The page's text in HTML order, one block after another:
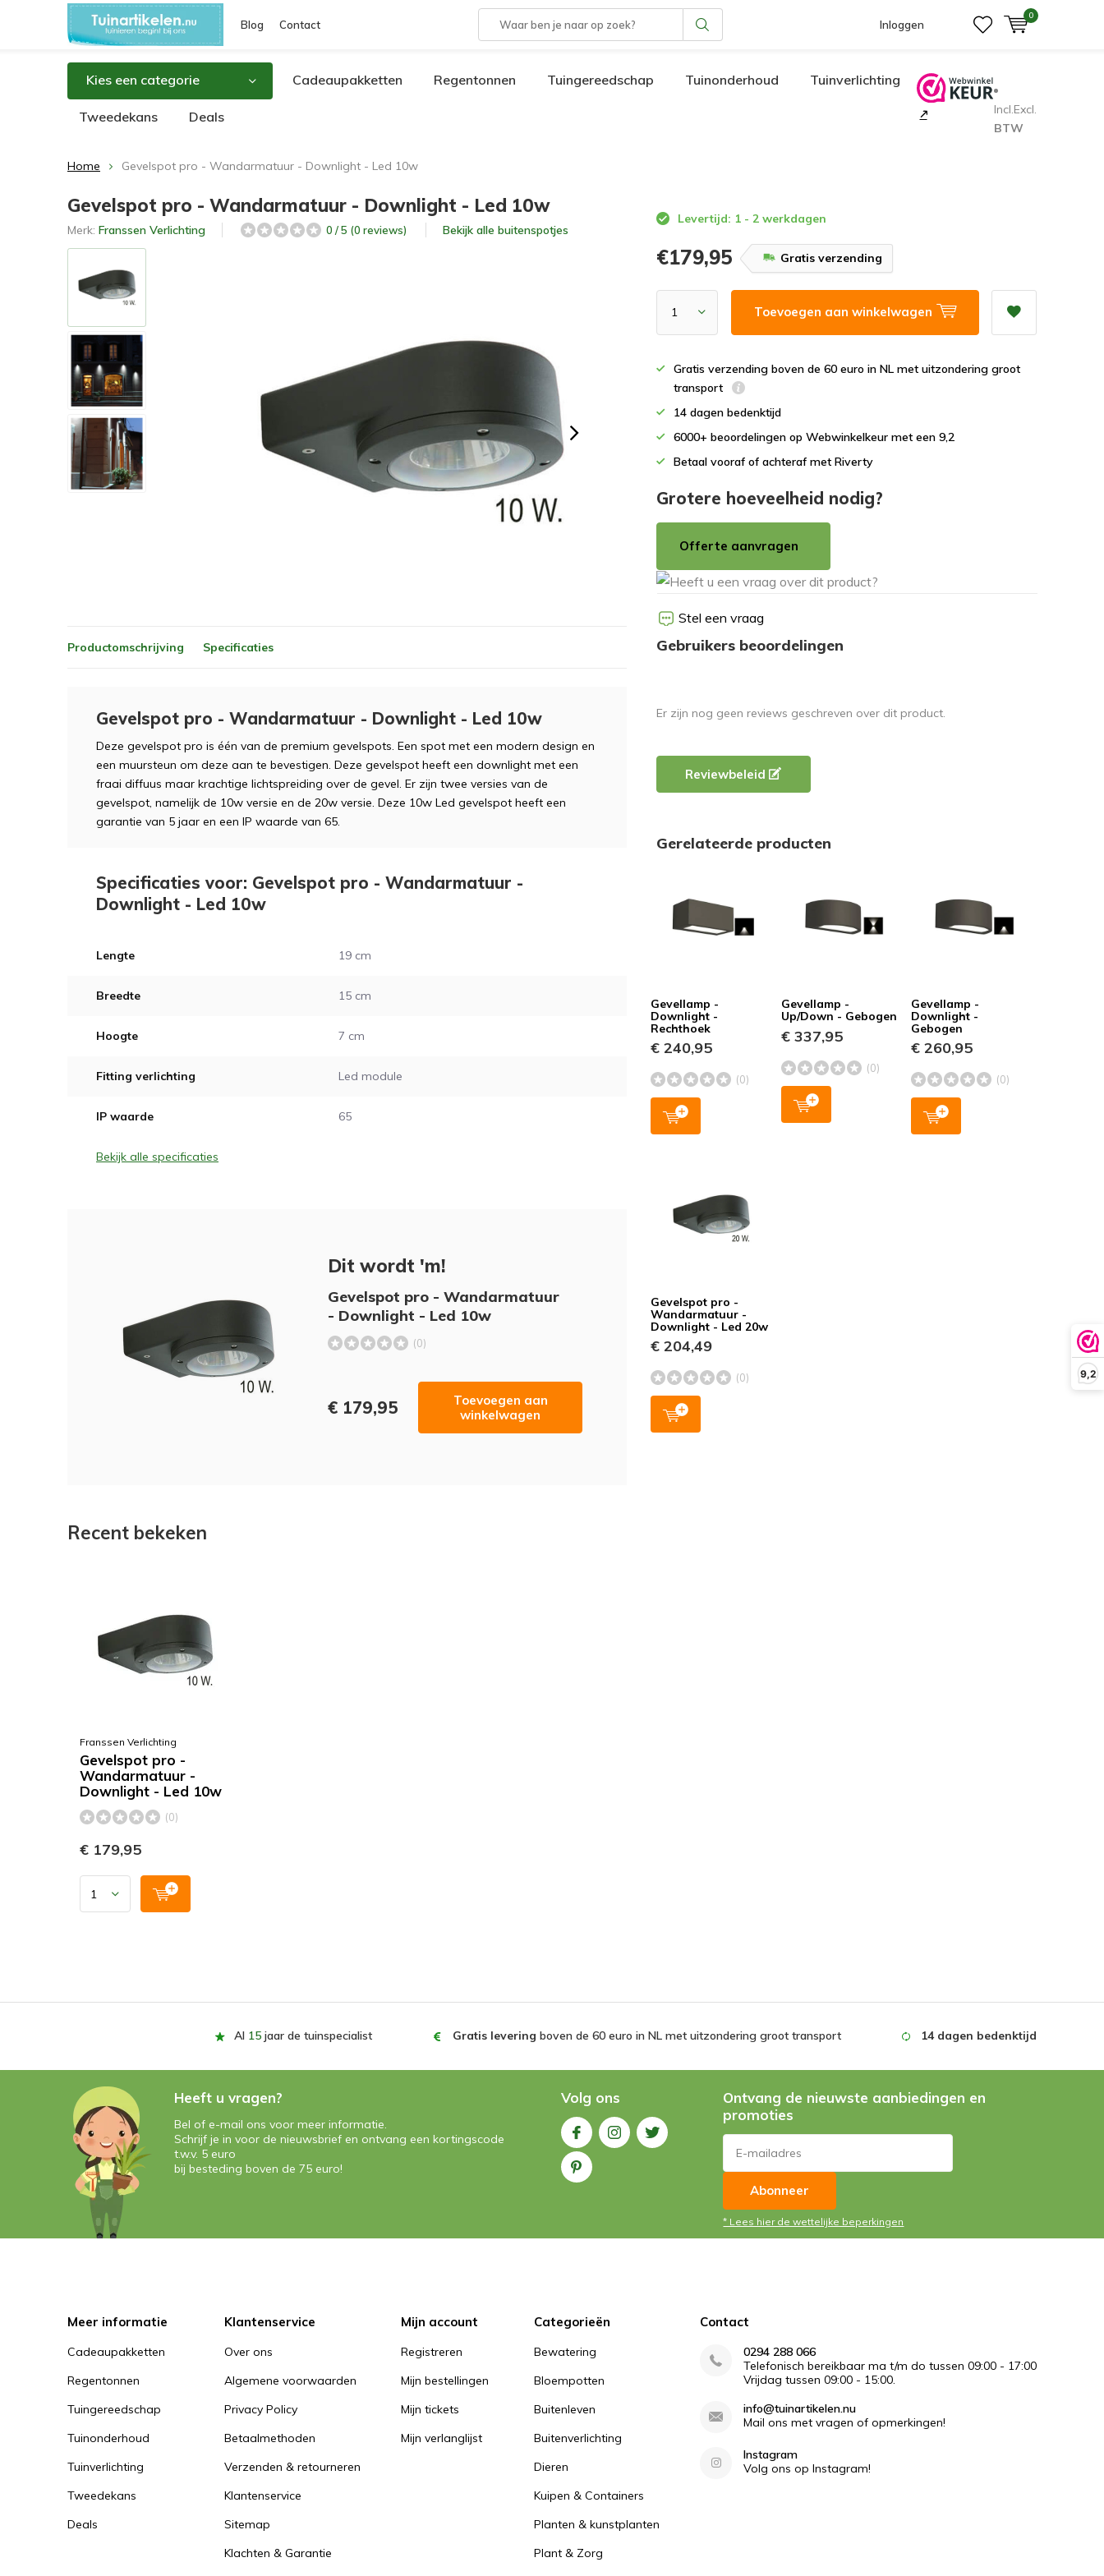
9,2
Blog Contact Inloggen
0
Kies een categorie Cadeaupakketten Regentonnen Tuingereedschap Tuinonderhoud Tuinverlichting
Tweedekans Deals Incl.Excl.
BTW
Home Gevelspot pro - Wandarmatuur - Downlight - Led 10w
Gevelspot pro - Wandarmatuur - Downlight - Led 10w
Merk: Franssen Verlichting 0 / 5 (0 reviews) Bekijk alle buitenspotjes
Levertijd: 1 - 2 werkdagen
€179,95 Gratis verzending
Toevoegen aan winkelwagen
Gratis verzending boven de 60 euro in NL met uitzondering groot
transport
14 dagen bedenktijd
6000+ beoordelingen op Webwinkelkeur met een 9,2
Betaal vooraf of achteraf met Riverty
Grotere hoeveelheid nodig?
Offerte aanvragen
Stel een vraag
Productomschrijving Specificaties
Gevelspot pro - Wandarmatuur - Downlight - Led 10w
Deze gevelspot pro is één van de premium gevelspots. Een spot met een modern design en
een muursteun om deze aan te bevestigen. Deze gevelspot heeft een downlight met een
fraai diffuus maar krachtige lichtspreiding over de gevel. Er zijn twee versies van de
gevelspot, namelijk de 10w versie en de 20w versie. Deze 10w Led gevelspot heeft een
garantie van 5 jaar en een IP waarde van 65.
Specificaties voor: Gevelspot pro - Wandarmatuur -
Downlight - Led 10w
Lengte 19 cm
Breedte 15 cm
Hoogte 7 cm
Fitting verlichting Led module
IP waarde 65
Bekijk alle specificaties
Dit wordt 'm!
Gevelspot pro - Wandarmatuur
- Downlight - Led 10w
(0)
€ 179,95
Toevoegen aan
winkelwagen
Gebruikers beoordelingen
Er zijn nog geen reviews geschreven over dit product.
Reviewbeleid
Gerelateerde producten
Gevellamp -
Downlight -
Rechthoek
€ 240,95
(0)
Gevellamp -
Up/Down - Gebogen
€ 337,95
(0)
Gevellamp -
Downlight -
Gebogen
€ 260,95
(0)
Gevelspot pro -
Wandarmatuur -
Downlight - Led 20w
€ 204,49
(0)
Recent bekeken
Franssen Verlichting
Gevelspot pro -
Wandarmatuur -
Downlight - Led 10w
(0)
€ 179,95
Al 15 jaar de tuinspecialist Gratis levering boven de 60 euro in NL met uitzondering groot transport 14 dagen bedenktijd
Heeft u vragen?
Bel of e-mail ons voor meer informatie.
Schrijf je in voor de nieuwsbrief en ontvang een kortingscode
t.w.v. 5 euro
bij besteding boven de 75 euro!
Volg ons
Ontvang de nieuwste aanbiedingen en
promoties
Abonneer
* Lees hier de wettelijke beperkingen
Meer informatie
Cadeaupakketten
Regentonnen
Tuingereedschap
Tuinonderhoud
Tuinverlichting
Tweedekans
Deals
Klantenservice
Over ons
Algemene voorwaarden
Privacy Policy
Betaalmethoden
Verzenden & retourneren
Klantenservice
Sitemap
Klachten & Garantie
Mijn account
Registreren
Mijn bestellingen
Mijn tickets
Mijn verlanglijst
Categorieën
Bewatering
Bloempotten
Buitenleven
Buitenverlichting
Dieren
Kuipen & Containers
Planten & kunstplanten
Plant & Zorg
Contact
0294 288 066
Telefonisch bereikbaar ma t/m do tussen 09:00 - 17:00
Vrijdag tussen 09:00 - 15:00.
info@tuinartikelen.nu
Mail ons met vragen of opmerkingen!
Instagram
Volg ons op Instagram!